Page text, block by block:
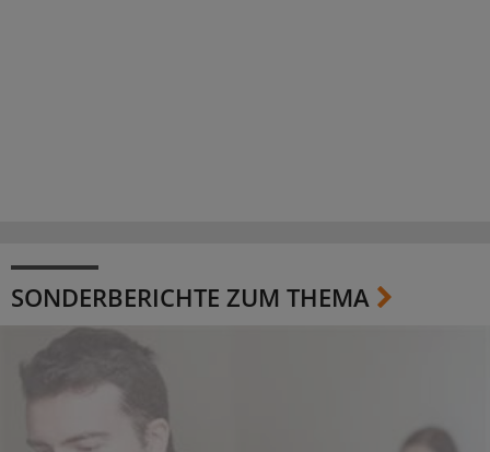
SONDERBERICHTE ZUM THEMA